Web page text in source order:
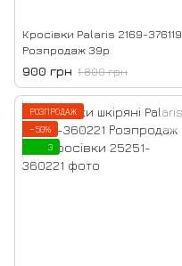
Кросівки Palaris 2169-376119
Розпродаж 39р
900 грн 1 800 грн
РОЗПРОДАЖ
−50%
3